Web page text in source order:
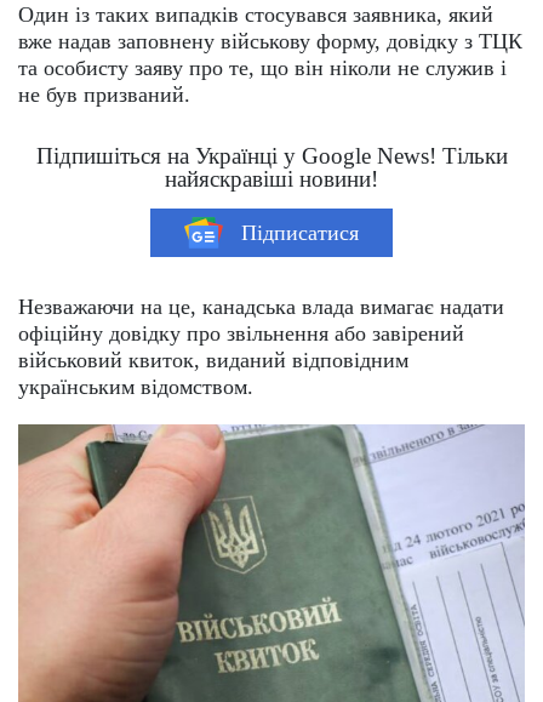
Один із таких випадків стосувався заявника, який
вже надав заповнену військову форму, довідку з ТЦК
та особисту заяву про те, що він ніколи не служив і
не був призваний.
Підпишіться на Українці у Google News! Тільки
найяскравіші новини!
Підписатися
Незважаючи на це, канадська влада вимагає надати
офіційну довідку про звільнення або завірений
військовий квиток, виданий відповідним
українським відомством.